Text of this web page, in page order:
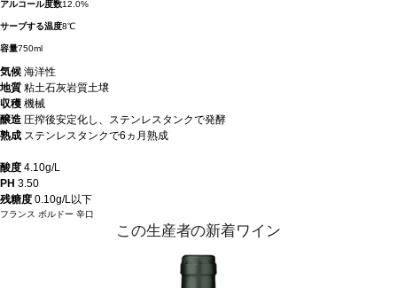
アルコール度数12.0%
サーブする温度8℃
容量750ml
気候 海洋性
地質 粘土石灰岩質土壌
収穫 機械
醸造 圧搾後安定化し、ステンレスタンクで発酵
熟成 ステンレスタンクで6ヵ月熟成
酸度 4.10g/L
PH 3.50
残糖度 0.10g/L以下
フランス ボルドー 辛口
この生産者の新着ワイン